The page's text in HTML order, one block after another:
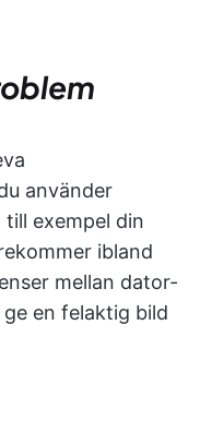
använder
till exempel din
ibland
mellan dator-
en felaktig bild